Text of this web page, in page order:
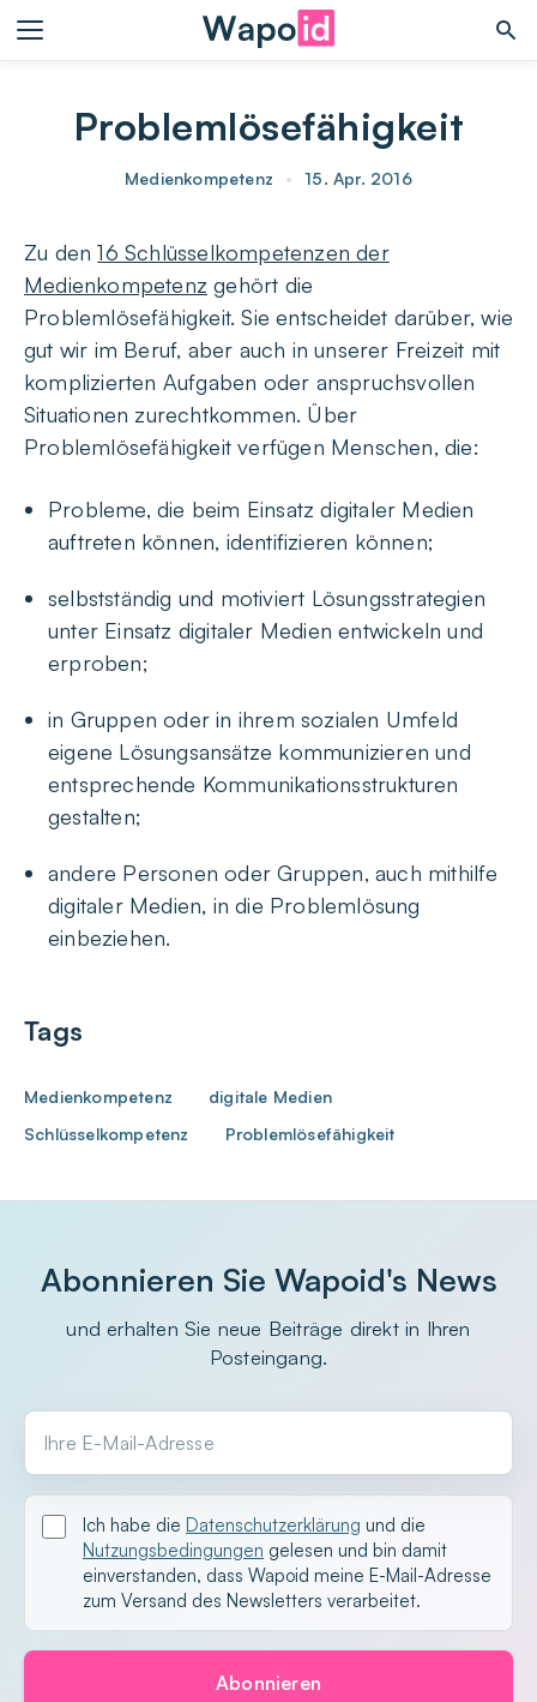
Problemlösefähigkeit
Medienkompetenz • 15. Apr. 2016
Zu den16 Schlüsselkompetenzen der
Medienkompetenz gehört die
Problemlösefähigkeit. Sie entscheidet darüber, wie
gut wir im Beruf, aber auch in unserer Freizeit mit
komplizierten Aufgaben oder anspruchsvollen
Situationen zurechtkommen. Über
Problemlösefähigkeit verfügen Menschen, die:
Probleme, die beim Einsatz digitaler Medien
auftreten können, identifizieren können;
selbstständig und motiviert Lösungsstrategien
unter Einsatz digitaler Medien entwickeln und
erproben;
in Gruppen oder in ihrem sozialen Umfeld
eigene Lösungsansätze kommunizieren und
entsprechende Kommunikationsstrukturen
gestalten;
andere Personen oder Gruppen, auch mithilfe
digitaler Medien, in die Problemlösung
einbeziehen.
Tags
Medienkompetenz
digitale Medien
Schlüsselkompetenz
Problemlösefähigkeit
Abonnieren Sie Wapoid's News
und erhalten Sie neue Beiträge direkt in Ihren
Posteingang.
Ihre E-Mail-Adresse
Ich habe die Datenschutzerklärung und die
Nutzungsbedingungen gelesen und bin damit
einverstanden, dass Wapoid meine E-Mail-Adresse
zum Versand des Newsletters verarbeitet.
Abonnieren